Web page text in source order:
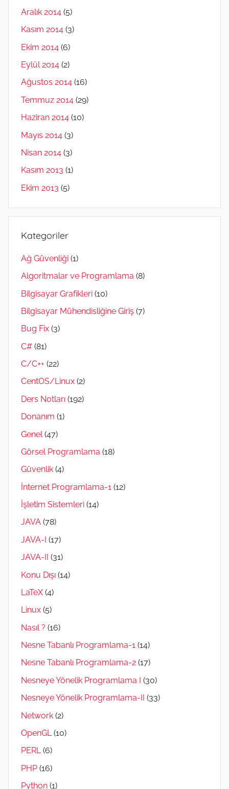
Aralık 2014 (5)
Kasım 2014 (3)
Ekim 2014 (6)
Eylül 2014 (2)
Ağustos 2014 (16)
Temmuz 2014 (29)
Haziran 2014 (10)
Mayıs 2014 (3)
Nisan 2014 (3)
Kasım 2013 (1)
Ekim 2013 (5)
Kategoriler
Ağ Güvenliği (1)
Algoritmalar ve Programlama (8)
Bilgisayar Grafikleri (10)
Bilgisayar Mühendisliğine Giriş (7)
Bug Fix (3)
C# (81)
C/C++ (22)
CentOS/Linux (2)
Ders Notları (192)
Donanım (1)
Genel (47)
Görsel Programlama (18)
Güvenlik (4)
İnternet Programlama-1 (12)
İşletim Sistemleri (14)
JAVA (78)
JAVA-I (17)
JAVA-II
(31)
Konu Dışı (14)
LaTeX (4)
Linux (5)
Nasıl ? (16)
Nesne Tabanlı Programlama-1 (14)
Nesne Tabanlı Programlama-2 (17)
Nesneye Yönelik Programlama I (30)
Nesneye Yönelik Programlama-II
(33)
Network (2)
OpenGL(10)
PERL(6)
PHP (16)
Python (1)